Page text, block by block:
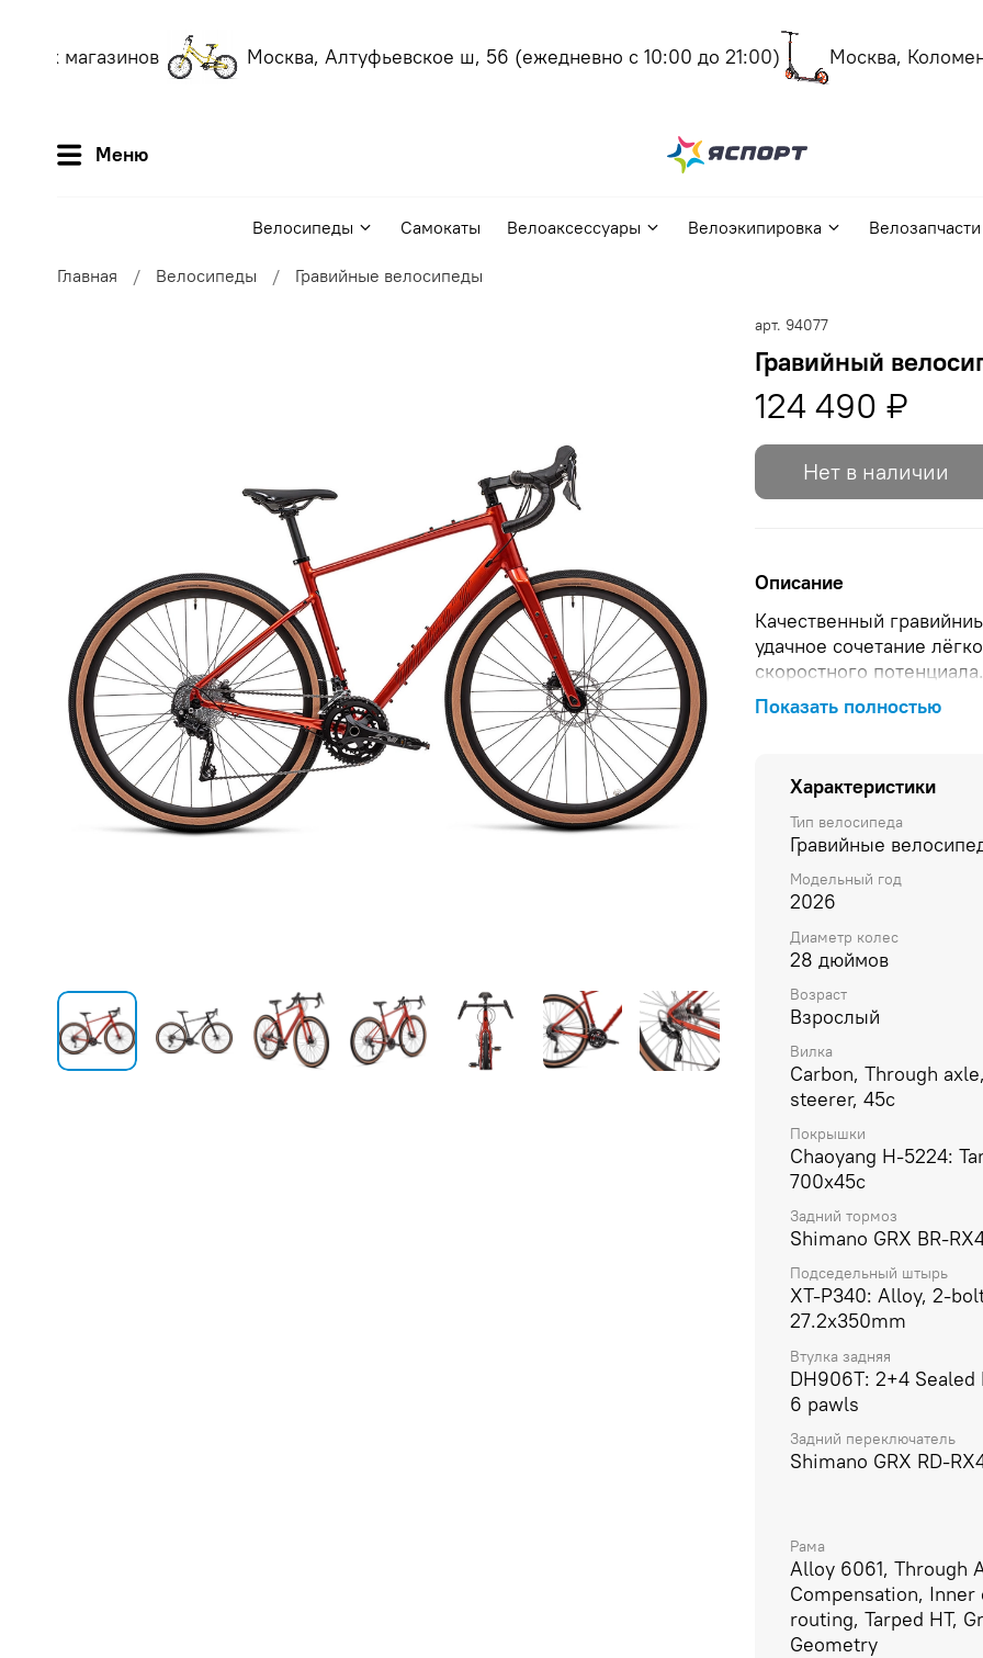
магазинов Москва, Алтуфьевское ш, 56(ежедневно с 10:00 до 21:00) Москва,
Меню
Велосипеды Самокаты Велоаксессуары Велоэкипировка Велозапчасти
Главная Велосипеды Гравийные велосипеды
арт. 94077
Гравийный
124 490 ₽
Нет в наличии
Описание
Качественный
удачное сочетание
скоростного
RPL-521-TT: Hollow axle,
Shimano GRX RD-
модели относится
покрышки Chaoyang H-
специально для
изготовлена из
повышают безопасность.
Показать полностью
Характеристики
Тип велосипеда
Гравийные
Модельный год
2026
Диаметр колес
28 дюймов
Возраст
Взрослый
Вилка
Carbon, Through
steerer, 45c
Покрышки
Chaoyang H-5224:
700x45c
Задний тормоз
Shimano GRX BR-
Подседельный штырь
XT-P340: Alloy, 2-
27.2x350mm
Втулка задняя
DH906T: 2+4 Sealed
6 pawls
Задний переключатель
Shimano GRX RD-
Рама
Alloy 6061, Through
Compensation, Inner
routing, Tarped HT,
Geometry